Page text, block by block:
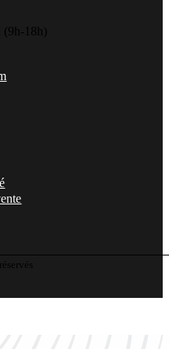
(9h-18h)